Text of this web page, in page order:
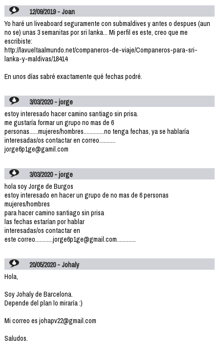
12/09/2019 - Joan
Yo haré un liveaboard seguramente con submaldives y antes o despues (aun
no se) unas 3 semanitas por sri lanka... Mi perfil es este, creo que me
escribiste:
http://lavueltaalmundo.net/companeros-de-viaje/Companeros-para-sri-
lanka-y-maldivas/18414
En unos días sabré exactamente qué fechas podré.
3/03/2020 - jorge
estoy interesado hacer camino santiago sin prisa.
me gustaría formar un grupo no mas de 6
personas......mujeres/hombres..............no tenga fechas, ya se hablaría
interesadas/os contactar en correo...........
jorge6p1ge@gamil.com
3/03/2020 - jorge
hola soy Jorge de Burgos
estoy interesado en hacer un grupo de no mas de 6 personas
mujeres/hombres
para hacer camino santiago sin prisa
las fechas estarían por hablar
interesadas/os contactar en
este correo............jorge6p1ge@gmail.com.............
20/05/2020 - Johaly
Hola,
Soy Johaly de Barcelona.
Depende del plan lo miraría :)
Mi correo es johapv22@gmail.com
Saludos.